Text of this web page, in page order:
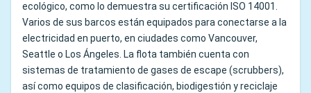
ecológico, como lo demuestra su certificación ISO 14001.
Varios de sus barcos están equipados para conectarse a la
electricidad en puerto, en ciudades como Vancouver,
Seattle o Los Ángeles. La flota también cuenta con
sistemas de tratamiento de gases de escape (scrubbers),
así como equipos de clasificación, biodigestión y reciclaje